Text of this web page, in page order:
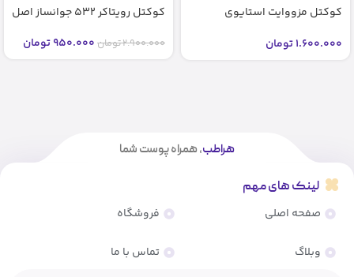
کوکتل مزووایت استایوی
1.600.000تومان
کوکتل رویتاکر 532 جوانساز اصل
2.900.000تومان 950.000تومان
هراطب، همراه پوست شما
لینک های مهم
صفحه اصلی
وبلاگ
فروشگاه
تماس با ما